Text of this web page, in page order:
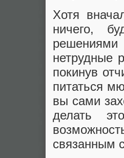
Хотя
ничего,
нетрудные
покинув
питаться
вы сами
делать
связанным